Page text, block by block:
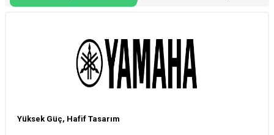
Yüksek Güç, Hafif Tasarım